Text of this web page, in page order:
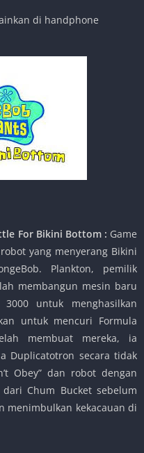
di handphone
For Bikini Bottom : Game
yang menyerang Bikini
Plankton, pemilik
membangun mesin baru
untuk menghasilkan
untuk mencuri Formula
membuat mereka, ia
Duplicatotron secara tidak
Obey” dan robot dengan
Chum Bucket sebelum
menimbulkan kekacauan di